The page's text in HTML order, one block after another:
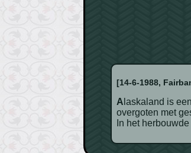
[14-6-1988,
Alaskaland is een soort pretpark in Fairbanks. 's Avonds nemen we deel aan de enorme openlucht barbecue: prima zalm maar helaas
overgoten met
In het